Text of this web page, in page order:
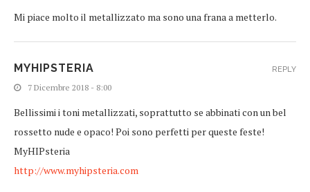
Mi piace molto il metallizzato ma sono una frana a metterlo.
MYHIPSTERIA
7 Dicembre 2018 - 8:00
Bellissimi i toni metallizzati, soprattutto se abbinati con un bel
rossetto nude e opaco! Poi sono perfetti per queste feste!
MyHIPsteria
http://www.myhipsteria.com
REPLY